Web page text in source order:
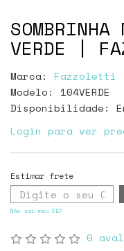
VERDE |
Marca: Fazzoletti
Modelo: 104VERDE
Disponibilidade:
Login para ver
Não sei meu CEP
0